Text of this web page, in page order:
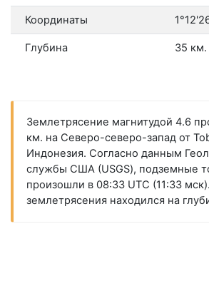
Координаты
Глубина 35 км.
Землетрясение магнитудой 4.6
км. на Северо-северо-запад от
Индонезия. Согласно данным
службы США (USGS), подземные
произошли в 08:33 UTC (11:33
землетрясения находился на